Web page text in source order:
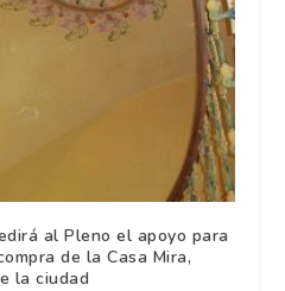
al Pleno el apoyo para
de la Casa Mira,
la ciudad